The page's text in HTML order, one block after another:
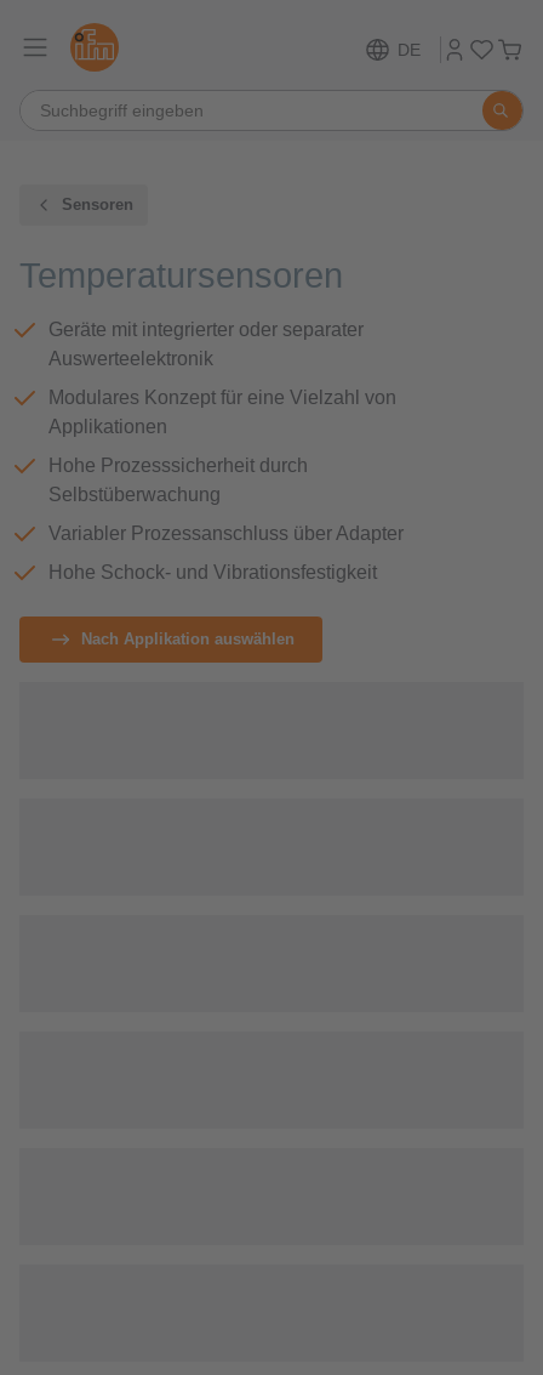
DE
Sensoren
Temperatursensoren
Geräte mit integrierter oder separater
Auswerteelektronik
Modulares Konzept für eine Vielzahl von
Applikationen
Hohe Prozesssicherheit durch
Selbstüberwachung
Variabler Prozessanschluss über Adapter
Hohe Schock- und Vibrationsfestigkeit
Nach Applikation auswählen